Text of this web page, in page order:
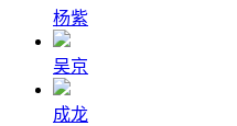
杨紫
吴京
成龙